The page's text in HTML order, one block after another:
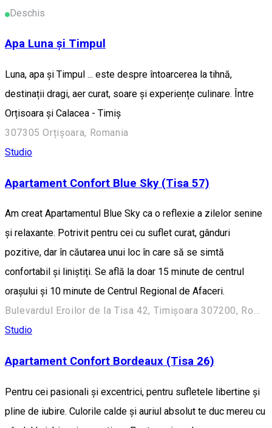
Deschis
Apa Luna și Timpul
Luna, apa și Timpul ... este despre întoarcerea la tihnă,
destinații dragi, aer curat, soare și experiențe culinare. Între
Orțisoara și Calacea - Timiș
307305 Orțișoara, Romania
Studio
Apartament Confort Blue Sky (Tisa 57)
Am creat Apartamentul Blue Sky ca o reflexie a zilelor senine
și relaxante. Potrivit pentru cei cu suflet curat, gânduri
pozitive, dar în căutarea unui loc în care să se simtă
confortabil și liniștiți. Se află la doar 15 minute de centrul
orașului și 10 minute de Centrul Regional de Afaceri.
Bulevardul Eroilor de la Tisa 42, Timișoara 307200, România
Studio
Apartament Confort Bordeaux (Tisa 26)
Pentru cei pasionali și excentrici, pentru sufletele libertine și
pline de iubire. Culorile calde și auriul absolut te duc mereu cu